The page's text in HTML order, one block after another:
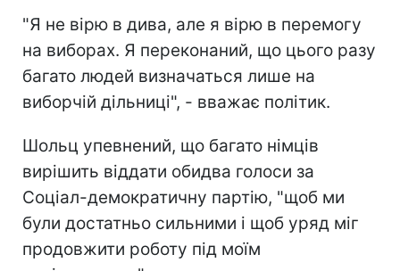
"Я не вірю в дива, але я вірю в перемогу
на виборах. Я переконаний, що цього разу
багато людей визначаться лише на
виборчій дільниці", - вважає політик.
Шольц упевнений, що багато німців
вирішить віддати обидва голоси за
Соціал-демократичну партію, "щоб ми
були достатньо сильними і щоб уряд міг
продовжити роботу під моїм